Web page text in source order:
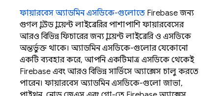
ফায়ারবেস অ্যাডমিন এসডিকে-গুলোতে Firebase জন্য
গুগল ক্লাউড ক্লায়েন্ট লাইব্রেরির পাশাপাশি ফায়ারবেসের
আরও বিভিন্ন ফিচারের জন্য ক্লায়েন্ট লাইব্রেরি ও এসডিকে
অন্তর্ভুক্ত থাকে। অ্যাডমিন এসডিকে-গুলোর যেকোনো
একটি ব্যবহার করে, আপনি একটিমাত্র এসডিকে থেকেই
Firebase এবং আরও বিভিন্ন সার্ভিসে অ্যাক্সেস চালু করতে
পারেন। ফায়ারবেস অ্যাডমিন এসডিকে-গুলো জাভা,